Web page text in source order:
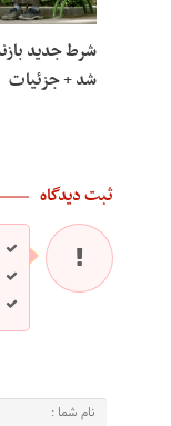
شرط جدید
شد + جزئیات
ثبت دیدگاه